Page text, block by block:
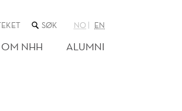
SØK
NETTSTEDET
NO EN
OM NHH ALUMNI